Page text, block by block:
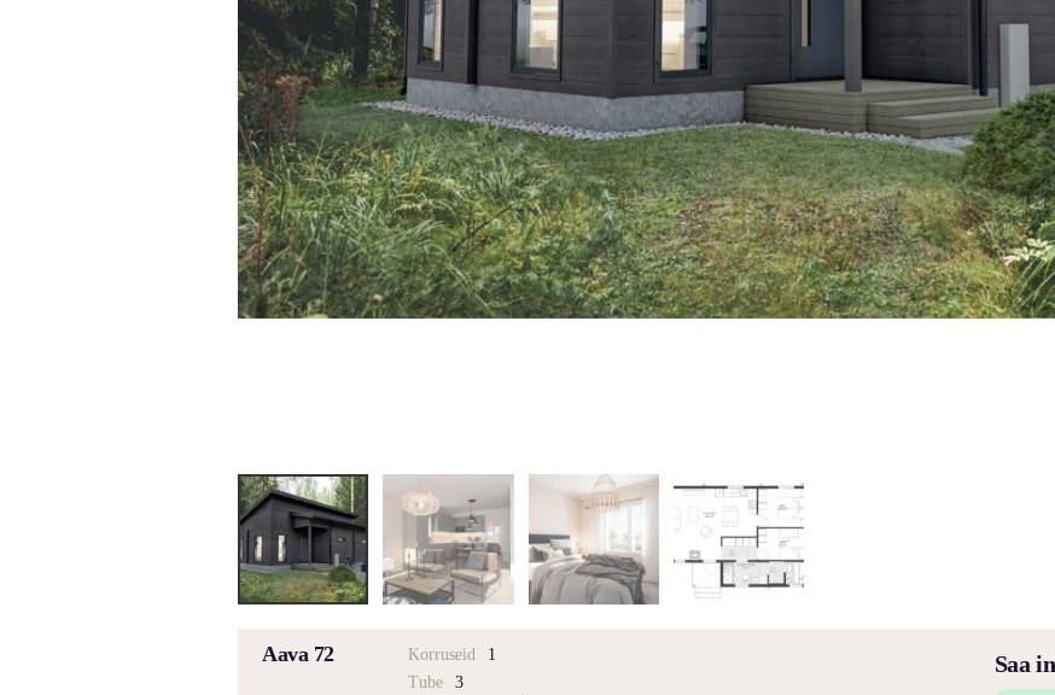
Aava 72 Korruseid
1
Tube
3
Saa